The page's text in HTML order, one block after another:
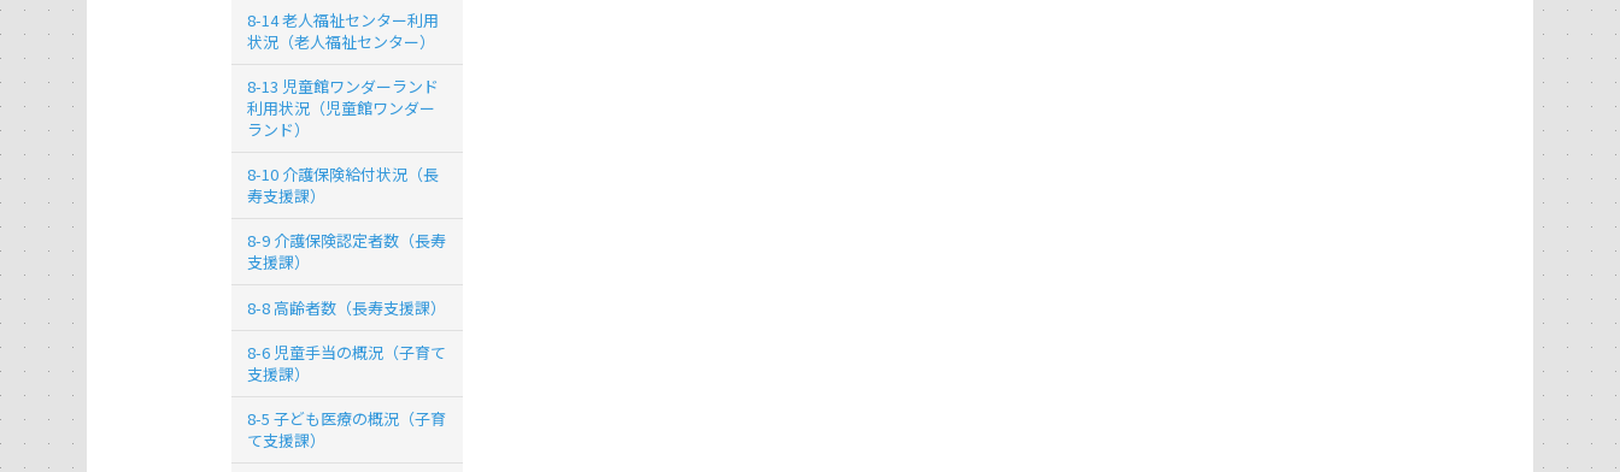
8-14 老人福祉センター利用
状況（老人福祉センター）
8-13 児童館ワンダーランド
利用状況（児童館ワンダー
ランド）
8-10 介護保険給付状況（長
寿支援課）
8-9 介護保険認定者数（長寿
支援課）
8-8 高齢者数（長寿支援課）
8-6 児童手当の概況（子育て
支援課）
8-5 子ども医療の概況（子育
て支援課）